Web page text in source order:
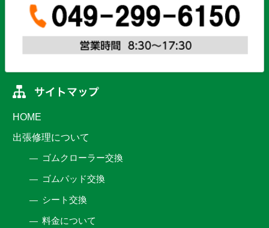
HOME
出張修理について
ゴムクローラー交換
ゴムパッド交換
シート交換
料金について